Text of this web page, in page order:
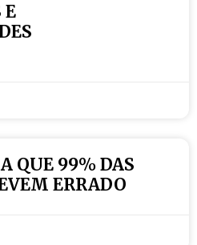
E
QUE 99% DAS
ERRADO